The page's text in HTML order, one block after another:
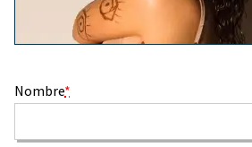
Nombre*